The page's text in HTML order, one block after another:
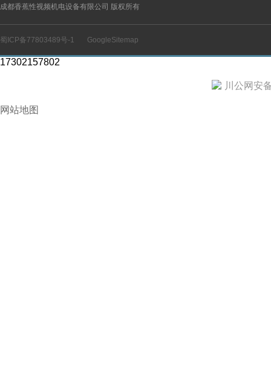
成都香蕉性视频机电设备有限公司 版权所有
蜀ICP备77803489号-1 GoogleSitemap
17302157802
川公网安
网站地图